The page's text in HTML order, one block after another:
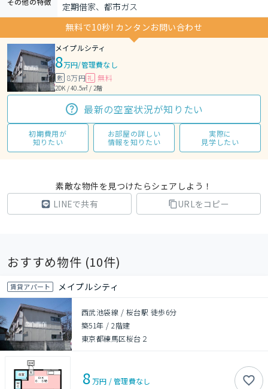
定期借家、都市ガス
無料で10秒! カンタンお問い合わせ
メイプルシティ
8万円/管理費なし
敷 8万円 礼 無料
2DK / 40.5㎡ / 2階
最新の空室状況が知りたい
初期費用が
知りたい
お部屋の詳しい
情報を知りたい
実際に
見学したい
素敵な物件を見つけたらシェアしよう！
LINEで共有
URLをコピー
おすすめ物件 (10件)
賃貸アパート メイプルシティ
西武池袋線 / 桜台駅 徒歩6分
築51年 /2階建
東京都練馬区桜台２
8万円 /管理費なし